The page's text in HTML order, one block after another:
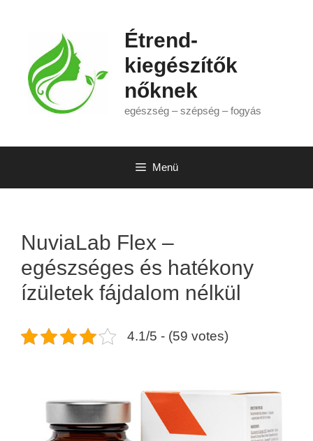
Étrend-
kiegészítők
nőknek
egészség – szépség – fogyás
Menü
NuviaLab Flex –
egészséges és hatékony
ízületek fájdalom nélkül
4.1/5 - (59 votes)